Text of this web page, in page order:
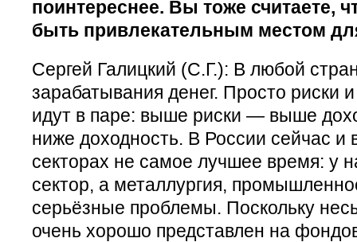
поинтереснее. Вы тоже считаете,
быть привлекательным местом
Сергей Галицкий (С.Г.): В любой
зарабатывания денег. Просто риски
идут в паре: выше риски — выше
ниже доходность. В России сейчас и
секторах не самое лучшее время: у
сектор, а металлургия,
серьёзные проблемы. Поскольку
очень хорошо представлен на